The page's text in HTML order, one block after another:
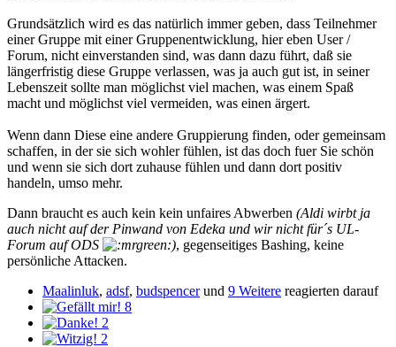
Grundsätzlich wird es das natürlich immer geben, dass Teilnehmer
einer Gruppe mit einer Gruppenentwicklung, hier eben User /
Forum, nicht einverstanden sind, was dann dazu führt, daß sie
längerfristig diese Gruppe verlassen, was ja auch gut ist, in seiner
Lebenszeit sollte man möglichst viel machen, was einem Spaß
macht und möglichst viel vermeiden, was einen ärgert.
Wenn dann Diese eine andere Gruppierung finden, oder gemeinsam
schaffen, in der sie sich wohler fühlen, ist das doch fuer Sie schön
und wenn sie sich dort zuhause fühlen und dann dort positiv
handeln, umso mehr.
Dann braucht es auch kein kein unfaires Abwerben (Aldi wirbt ja
auch nicht auf der Pinwand von Edeka und wir nicht für´s UL-
Forum auf ODS
), gegenseitiges Bashing, keine
persönliche Attacken.
Maalinluk, adsf, budspencerund 9 Weitere reagierten darauf
8
2
2